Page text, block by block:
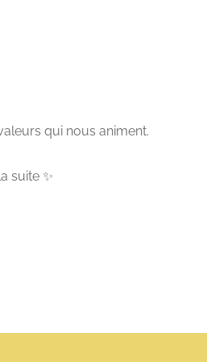
qui nous animent.
suite ✨